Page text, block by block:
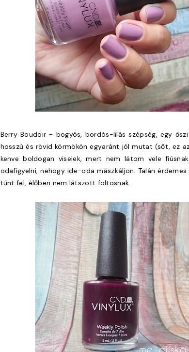
Berry Boudoir - bogyós, bordós-lilás szépség, egy
hosszú és rövid körmökön egyaránt jól mutat (sőt, ez
kenve boldogan viselek, mert nem látom vele
odafigyelni, nehogy ide-oda mászkáljon. Talán
tűnt fel, élőben nem látszott foltosnak.